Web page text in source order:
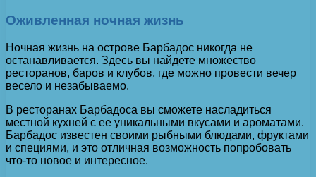
Оживленная ночная жизнь
Ночная жизнь на острове Барбадос никогда не
останавливается. Здесь вы найдете множество
ресторанов, баров и клубов, где можно провести вечер
весело и незабываемо.
В ресторанах Барбадоса вы сможете насладиться
местной кухней с ее уникальными вкусами и ароматами.
Барбадос известен своими рыбными блюдами, фруктами
и специями, и это отличная возможность попробовать
что-то новое и интересное.